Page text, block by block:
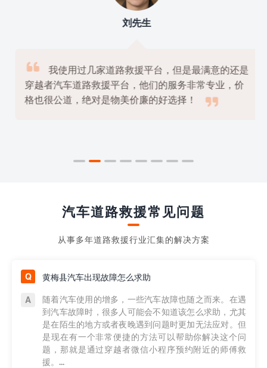
刘先生

我使用过几家道路救援平台，但是最满意的还是
穿越者汽车道路救援平台，他们的服务非常专业，价
格也很公道，绝对是物美价廉的好选择！

汽车道路救援常见问题
从事多年道路救援行业汇集的解决方案
黄梅县汽车出现故障怎么求助
随着汽车使用的增多，一些汽车故障也随之而来。在遇
到汽车故障时，很多人可能会不知道该怎么求助，尤其
是在陌生的地方或者夜晚遇到问题时更加无法应对。但
是现在有一个非常便捷的方法可以帮助你解决这个问
题，那就是通过穿越者微信小程序预约附近的师傅救
援。...